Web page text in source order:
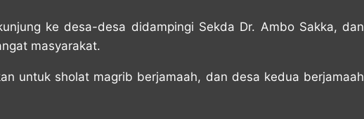
ke desa-desa didampingi Sekda Dr. Ambo Sakka, dan
masyarakat.
untuk sholat magrib berjamaah, dan desa kedua berjamaah